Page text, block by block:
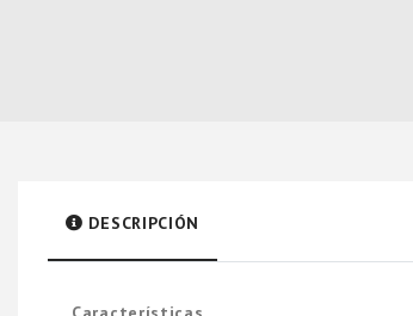
DESCRIPCIÓN